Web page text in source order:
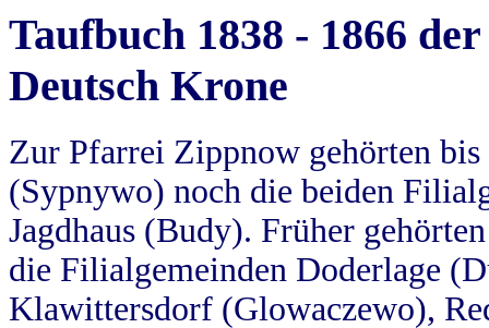
Taufbuch 1838 - 1866
Deutsch Krone
Zur Pfarrei Zippnow gehörten
(Sypnywo) noch die beiden
Jagdhaus (Budy). Früher
die Filialgemeinden Doderlage
Klawittersdorf (Glowaczewo),